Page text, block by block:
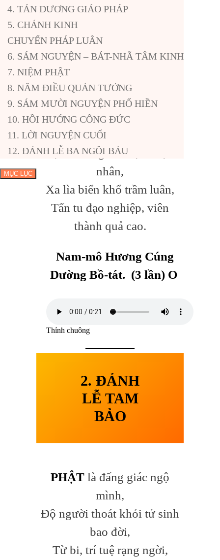
4. TÁN DƯƠNG GIÁO PHÁP
5. CHÁNH KINH
CHUYỂN PHÁP LUÂN
6. SÁM NGUYỆN – BÁT-NHÃ TÂM KINH
7. NIỆM PHẬT
8. NĂM ĐIỀU QUÁN TƯỞNG
9. SÁM MƯỜI NGUYỆN PHỔ HIỀN
10. HỒI HƯỚNG CÔNG ĐỨC
11. LỜI NGUYỆN CUỐI
12. ĐẢNH LỄ BA NGÔI BÁU
MỤC LỤC
triển
Mong nước nhà hưng hiển,
tự do,
Mọi người hạnh phúc, ấm no,
Khắp nơi yên ổn, không lo
lắng gì.
Chúng con nguyện, đời đời
kiếp kiếp,
Được thân người, học Phật tu
nhân,
Xa lìa biển khổ trầm luân,
Tấn tu đạo nghiệp, viên
thành quả cao.
Nam-mô Hương Cúng
Dường Bồ-tát. (3 lần) O
Thỉnh chuông
2. ĐẢNH
LỄ TAM
BẢO
PHẬT là đấng giác ngộ
mình,
Độ người thoát khỏi tử sinh
bao đời,
Từ bi, trí tuệ rạng ngời,